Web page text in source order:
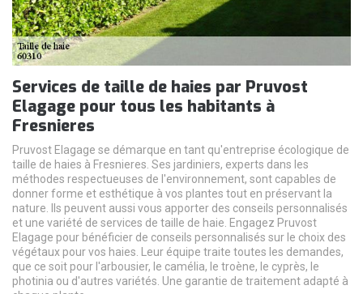
Services de taille de haies par Pruvost
Elagage pour tous les habitants à
Fresnieres
Pruvost Elagage se démarque en tant qu'entreprise écologique de
taille de haies à Fresnieres. Ses jardiniers, experts dans les
méthodes respectueuses de l'environnement, sont capables de
donner forme et esthétique à vos plantes tout en préservant la
nature. Ils peuvent aussi vous apporter des conseils personnalisés
et une variété de services de taille de haie. Engagez Pruvost
Elagage pour bénéficier de conseils personnalisés sur le choix des
végétaux pour vos haies. Leur équipe traite toutes les demandes,
que ce soit pour l'arbousier, le camélia, le troène, le cyprès, le
photinia ou d'autres variétés. Une garantie de traitement adapté à